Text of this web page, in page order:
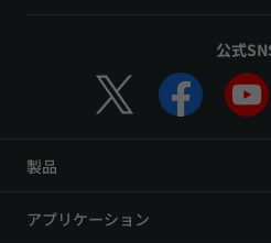
公式
製品
アプリケーション